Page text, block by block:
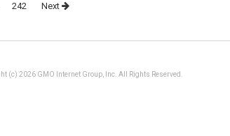
242 Next
(c) 2026 GMO Internet Group, Inc. All Rights Reserved.